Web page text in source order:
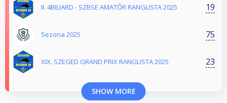
II. 4BILIARD - SZBSE AMATŐR RANGLISTA 2025 19
Sezona 2025 75
XIX. SZEGED GRAND PRIX RANGLISTA 2025 23
SHOW MORE